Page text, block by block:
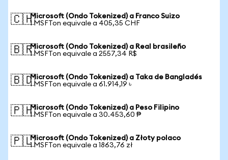
🇨🇭Microsoft (Ondo Tokenized) a Franco Suizo
1 MSFTon equivale a 405,35 CHF
🇧🇷Microsoft (Ondo Tokenized) a Real brasileño
1 MSFTon equivale a 2557,34 R$
🇧🇩Microsoft (Ondo Tokenized) a Taka de Bangladés
1 MSFTon equivale a 61.914,19 ৳
🇵🇭Microsoft (Ondo Tokenized) a Peso Filipino
1 MSFTon equivale a 30.453,60 ₱
🇵🇱Microsoft (Ondo Tokenized) a Złoty polaco
1 MSFTon equivale a 1863,76 zł